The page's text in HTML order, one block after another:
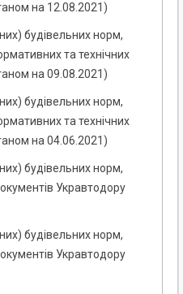
на 12.08.2021)
будівельних норм,
та технічних
на 09.08.2021)
будівельних норм,
та технічних
на 04.06.2021)
будівельних норм,
Укравтодору
будівельних норм,
Укравтодору